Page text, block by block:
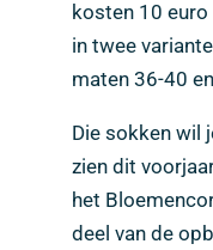
kosten 10
in twee
maten 36-40
Die sokken wil
zien dit
het
deel van de